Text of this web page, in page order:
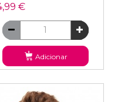
€
Adicionar